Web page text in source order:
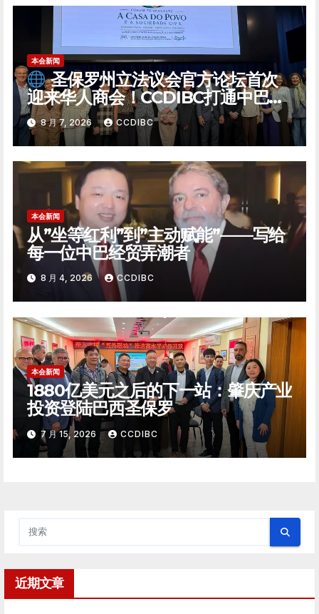
本会新闻
圣保罗州立法议会官方论坛首次
迎来华人商会！CCDIBC打通中巴政
企对话「高速通道」
8 月 7, 2026 CCDIBC
本会新闻
从”坐等红利”到”主动赋能”——写给
每一位中巴经贸弄潮者
8 月 4, 2026 CCDIBC
本会新闻
1880亿美元之后的下一站：肇庆产业
投资登陆巴西圣保罗
7 月 15, 2026 CCDIBC
近期文章